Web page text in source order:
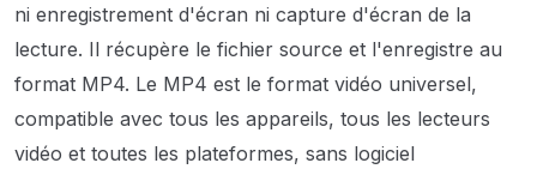
ni enregistrement d'écran ni capture d'écran de la
lecture. Il récupère le fichier source et l'enregistre au
format MP4. Le MP4 est le format vidéo universel,
compatible avec tous les appareils, tous les lecteurs
vidéo et toutes les plateformes, sans logiciel